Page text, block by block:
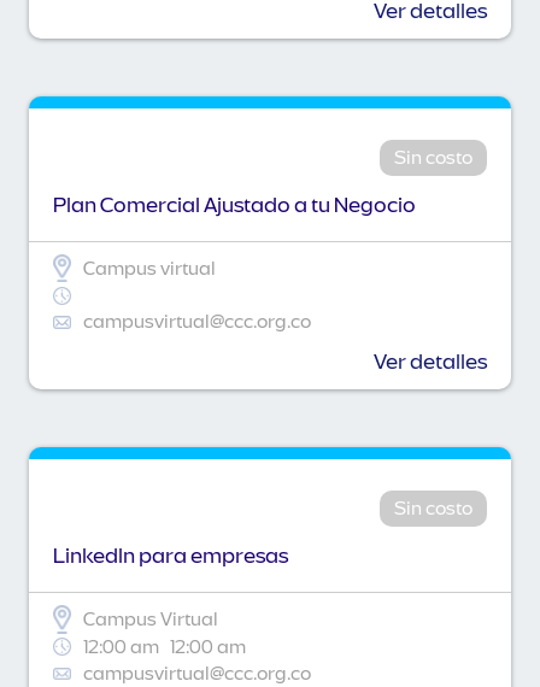
Ver detalles
Sin costo
Plan Comercial Ajustado a tu Negocio
Campus virtual
campusvirtual@ccc.org.co
Ver detalles
Sin costo
Linkedln para empresas
Campus Virtual
12:00 am 12:00 am
campusvirtual@ccc.org.co